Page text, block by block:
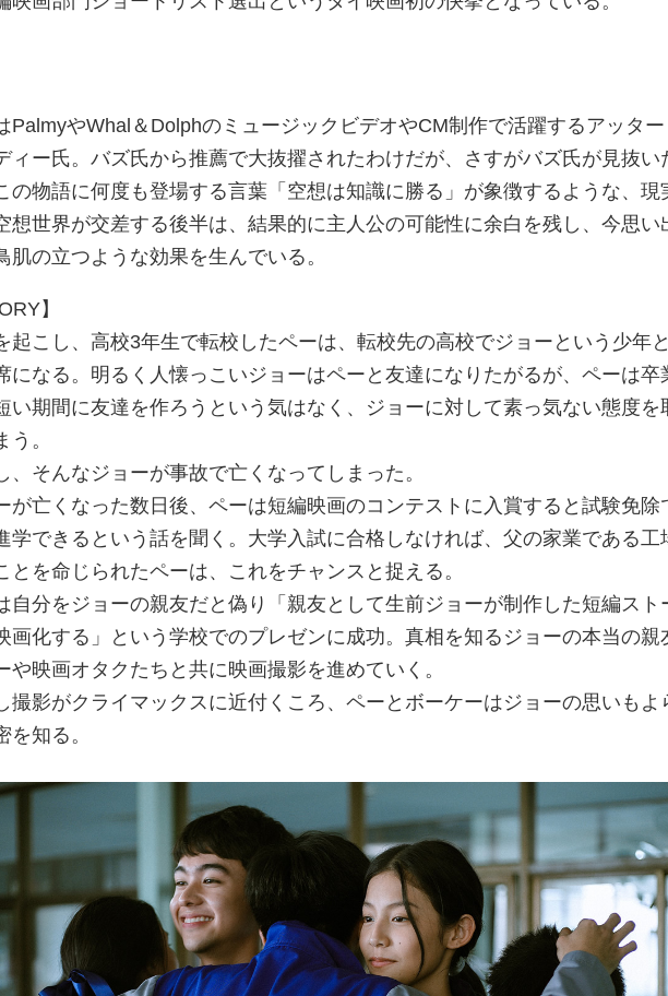
PalmyやWhal＆DolphのミュージックビデオやCM制作で活躍するアッタ
ィー氏。バズ氏から推薦で大抜擢されたわけだが、さすがバズ氏が見抜い
の物語に何度も登場する言葉「空想は知識に勝る」が象徴するような、現
想世界が交差する後半は、結果的に主人公の可能性に余白を残し、今思い
肌の立つような効果を生んでいる。
】
起こし、高校3年生で転校したペーは、転校先の高校でジョーという少年
になる。明るく人懐っこいジョーはペーと友達になりたがるが、ペーは卒
い期間に友達を作ろうという気はなく、ジョーに対して素っ気ない態度を
う。
、そんなジョーが事故で亡くなってしまった。
が亡くなった数日後、ペーは短編映画のコンテストに入賞すると試験免除
学できるという話を聞く。大学入試に合格しなければ、父の家業である工
とを命じられたペーは、これをチャンスと捉える。
自分をジョーの親友だと偽り「親友として生前ジョーが制作した短編スト
画化する」という学校でのプレゼンに成功。真相を知るジョーの本当の親
や映画オタクたちと共に映画撮影を進めていく。
撮影がクライマックスに近付くころ、ペーとボーケーはジョーの思いもよ
を知る。